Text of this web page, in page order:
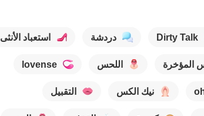
Dirty Talk دردشة استعباد الأنثى
المؤخرة اللحس lovense
نيك الكس التقبيل